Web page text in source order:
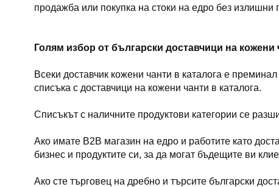
продажба или покупка на стоки на едро без излишни
Голям избор от български доставчици на кожени
Всеки доставчик кожени чанти в каталога е
списъка с доставчици на кожени чанти в каталога.
Списъкът с наличните продуктови категории се
Ако имате B2B магазин на едро и работите като
бизнес и продуктите си, за да могат бъдещите ви
Ако сте търговец на дребно и търсите български